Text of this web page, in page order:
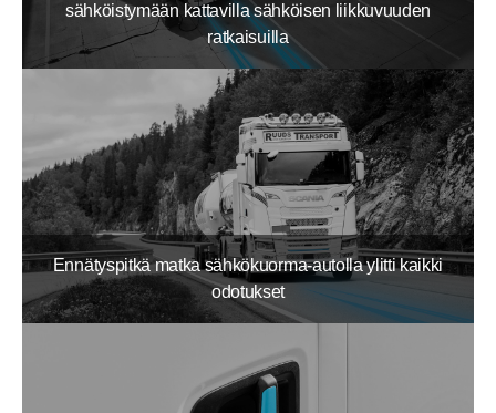
sähköistymään kattavilla sähköisen liikkuvuuden
ratkaisuilla
Ennätyspitkä matka sähkökuorma-autolla ylitti kaikki
odotukset